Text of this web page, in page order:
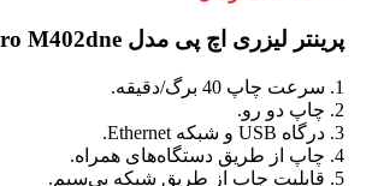
پرینتر لیزری اچ پی مدل LaserJet Pro M402dne
1. سرعت چاپ 40 برگ/دقیقه.
2. چاپ دو رو.
3. درگاه USB و شبکه Ethernet.
4. چاپ از طریق دستگاه‌های همراه.
5. قابلیت چاپ از طریق شبکه بی‌سیم.